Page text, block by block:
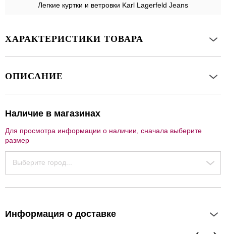
Легкие куртки и ветровки Karl Lagerfeld Jeans
ХАРАКТЕРИСТИКИ ТОВАРА
ОПИСАНИЕ
Наличие в магазинах
Для просмотра информации о наличии, сначала выберите
размер
Выберите город...
Информация о доставке